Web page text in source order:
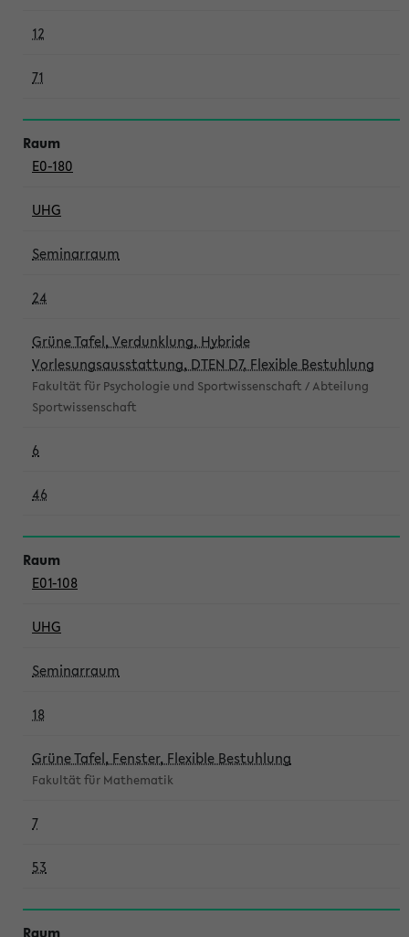
12
71
E0-180
UHG
Seminarraum
24
Grüne Tafel, Verdunklung, Hybride
Vorlesungsausstattung, DTEN D7, Flexible Bestuhlung
Fakultät für Psychologie und Sportwissenschaft / Abteilung
Sportwissenschaft
6
46
E01-108
UHG
Seminarraum
18
Grüne Tafel, Fenster, Flexible Bestuhlung
Fakultät für Mathematik
7
53